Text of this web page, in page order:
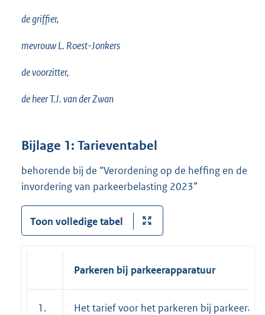
de griffier,
mevrouw L. Roest-Jonkers
de voorzitter,
de heer T.J. van der Zwan
Bijlage 1: Tarieventabel
behorende bij de “Verordening op de heffing en de
invordering van parkeerbelasting 2023”
Toon volledige tabel
Parkeren bij parkeerapparatuur
1.
Het tarief voor het parkeren bij